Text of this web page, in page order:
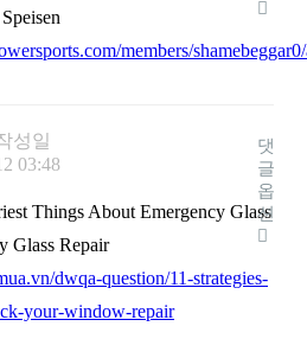
members/
성일
03:48
Things About Emergency Glass
Glass Repair
dwqa-question/11-strategies-
your-window-repair
댓
글
옵
션